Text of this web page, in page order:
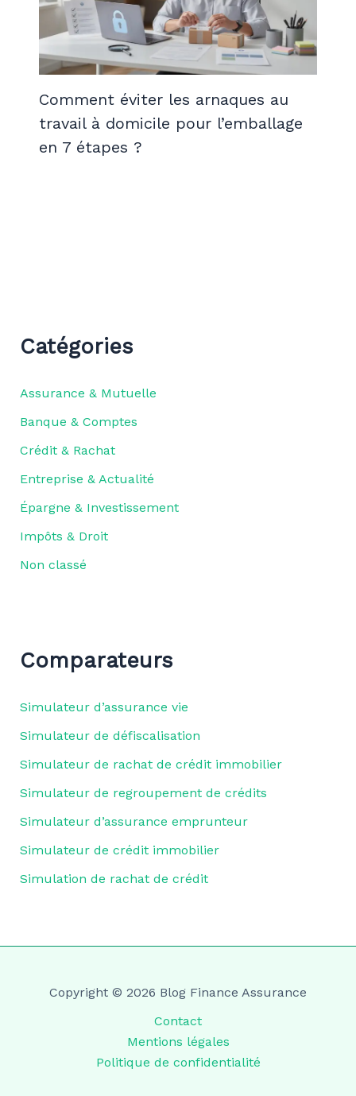
Comment éviter les arnaques au
travail à domicile pour l’emballage
en 7 étapes ?
Catégories
Assurance & Mutuelle
Banque & Comptes
Crédit & Rachat
Entreprise & Actualité
Épargne & Investissement
Impôts & Droit
Non classé
Comparateurs
Simulateur d’assurance vie
Simulateur de défiscalisation
Simulateur de rachat de crédit immobilier
Simulateur de regroupement de crédits
Simulateur d’assurance emprunteur
Simulateur de crédit immobilier
Simulation de rachat de crédit
Copyright © 2026 Blog Finance Assurance
Contact
Mentions légales
Politique de confidentialité